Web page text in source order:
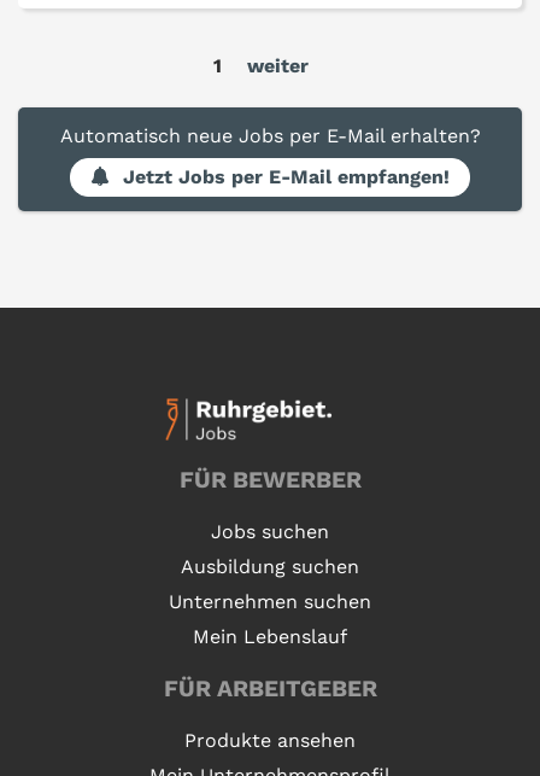
1 weiter
Automatisch neue Jobs per E-Mail erhalten?
Jetzt Jobs per E-Mail empfangen!
FÜR BEWERBER
Jobs suchen
Ausbildung suchen
Unternehmen suchen
Mein Lebenslauf
FÜR ARBEITGEBER
Produkte ansehen